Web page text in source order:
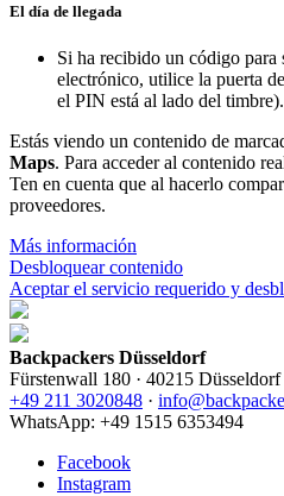
El día de llegada
Si ha recibido un código para
electrónico, utilice la puerta
el PIN está al lado del timbre).
Estás viendo un contenido de
Maps. Para acceder al contenido
Ten en cuenta que al hacerlo
proveedores.
Más información
Desbloquear contenido
Aceptar el servicio requerido y
Backpackers Düsseldorf
Fürstenwall 180 · 40215 Düsseldorf
+49 211 3020848 ·
WhatsApp: +49 1515 6353494
Facebook
Instagram